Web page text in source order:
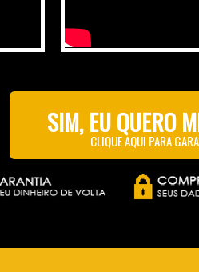
SIM, EU QUERO
CLIQUE AQUI PARA